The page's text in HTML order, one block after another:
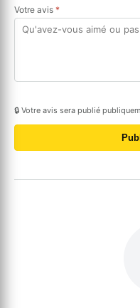
Votre avis *
🔒 Votre avis sera publié